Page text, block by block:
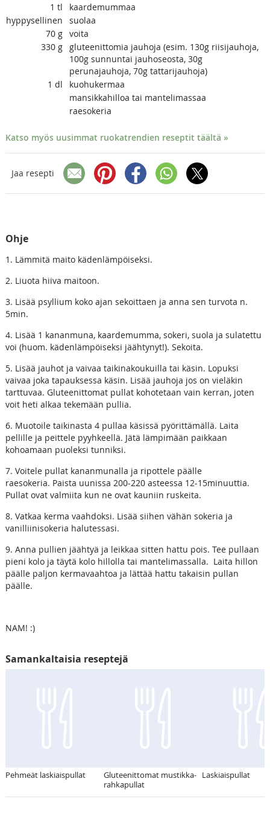
1 tl
kaardemummaa
hyppysellinen
suolaa
70 g voita
330 g
gluteenittomia jauhoja (esim. 130g riisijauhoja,
100g sunnuntai jauhoseosta, 30g
perunajauhoja, 70g tattarijauhoja)
1 dl
kuohukermaa
mansikkahilloa tai mantelimassaa
raesokeria
Katso myös uusimmat ruokatrendien reseptit täältä »
Jaa resepti
Ohje
1. Lämmitä maito kädenlämpöiseksi.
2. Liuota hiiva maitoon.
3. Lisää psyllium koko ajan sekoittaen ja anna sen turvota n.
5min.
4. Lisää 1 kananmuna, kaardemumma, sokeri, suola ja sulatettu
voi (huom. kädenlämpöiseksi jäähtynyt!). Sekoita.
5. Lisää jauhot ja vaivaa taikinakoukuilla tai käsin. Lopuksi
vaivaa joka tapauksessa käsin. Lisää jauhoja jos on vieläkin
tarttuvaa. Gluteenittomat pullat kohotetaan vain kerran, joten
voit heti alkaa tekemään pullia.
6. Muotoile taikinasta 4 pullaa käsissä pyörittämällä. Laita
pellille ja peittele pyyhkeellä. Jätä lämpimään paikkaan
kohoamaan puoleksi tunniksi.
7. Voitele pullat kananmunalla ja ripottele päälle
raesokeria. Paista uunissa 200-220 asteessa 12-15minuuttia.
Pullat ovat valmiita kun ne ovat kauniin ruskeita.
8. Vatkaa kerma vaahdoksi. Lisää siihen vähän sokeria ja
vanilliinisokeria halutessasi.
9. Anna pullien jäähtyä ja leikkaa sitten hattu pois. Tee pullaan
pieni kolo ja täytä kolo hillolla tai mantelimassalla. Laita hillon
päälle paljon kermavaahtoa ja lättää hattu takaisin pullan
päälle.
NAM! :)
Samankaltaisia reseptejä
Pehmeät laskiaispullat
Gluteenittomat mustikka-
rahkapullat
Laskiaispullat